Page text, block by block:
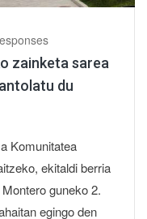
zainketa sarea
du
Komunitatea
ekitaldi berria
guneko 2.
egingo den